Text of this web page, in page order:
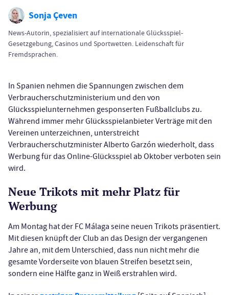
Sonja Çeven
News-Autorin, spezialisiert auf internationale Glücksspiel-
Gesetzgebung, Casinos und Sportwetten. Leidenschaft für
Fremdsprachen.
In Spanien nehmen die Spannungen zwischen dem
Verbraucherschutzministerium und den von
Glücksspielunternehmen gesponserten Fußballclubs zu.
Während immer mehr Glücksspielanbieter Verträge mit den
Vereinen unterzeichnen, unterstreicht
Verbraucherschutzminister Alberto Garzón wiederholt, dass
Werbung für das Online-Glücksspiel ab Oktober verboten sein
wird.
Neue Trikots mit mehr Platz für
Werbung
Am Montag hat der FC Málaga seine neuen Trikots präsentiert.
Mit diesen knüpft der Club an das Design der vergangenen
Jahre an, mit dem Unterschied, dass nun nicht mehr die
gesamte Vorderseite von blauen Streifen besetzt sein,
sondern eine Hälfte ganz in Weiß erstrahlen wird.